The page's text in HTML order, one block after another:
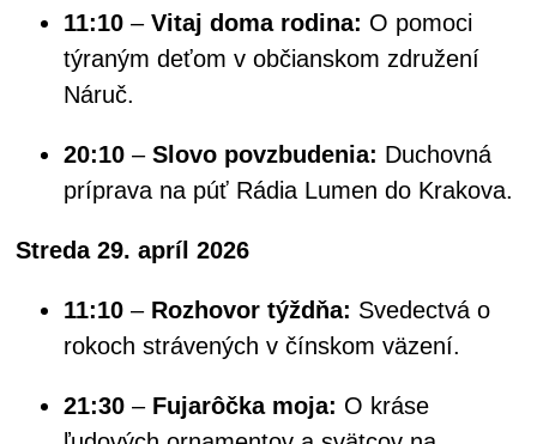
11:10 – Vitaj doma rodina: O pomoci
týraným deťom v občianskom združení
Náruč.
20:10 – Slovo povzbudenia: Duchovná
príprava na púť Rádia Lumen do Krakova.
Streda 29. apríl 2026
11:10 – Rozhovor týždňa: Svedectvá o
rokoch strávených v čínskom väzení.
21:30 – Fujarôčka moja: O kráse